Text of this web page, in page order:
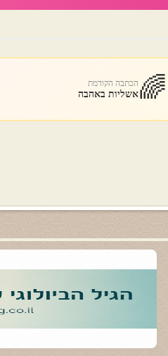
🌈 הכתבה הקודמת
אשליות באהבה